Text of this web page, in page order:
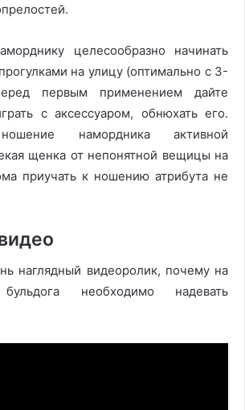
целесообразно начинать
на улицу (оптимально с 3-
первым применением дайте
с аксессуаром, обнюхать его.
намордника активной
щенка от непонятной вещицы на
приучать к ношению атрибута не
наглядный видеоролик, почему на
бульдога необходимо надевать